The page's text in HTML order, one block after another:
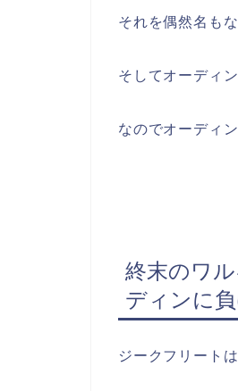
それを偶然名も
そしてオーディ
なのでオーディ
終末のワ
ディンに
ジークフリート